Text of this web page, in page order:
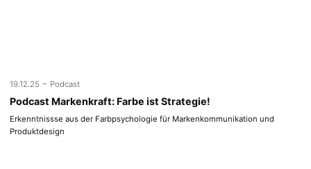
19.12.25 - Podcast
Podcast Markenkraft: Farbe ist Strategie!
Erkenntnissse aus der Farbpsychologie für Markenkommunikation und
Produktdesign